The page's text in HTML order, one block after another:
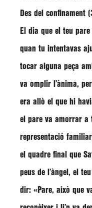
Des del confinament
El dia que el teu
quan tu intentavas
tocar alguna peça
va omplir l’ànima,
era allò el que hi
el pare va amorrar a
representació
el quadre final que
peus de l’àngel, el
dir: «Pare, això que